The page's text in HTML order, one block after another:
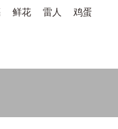
鲜花 雷人 鸡蛋